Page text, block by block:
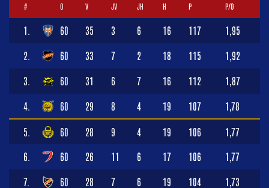
# O V JV JH H P P/O
1. 60 35 3 6 16 117 1,95
2. 60 33 7 2 18 115 1,92
3. 60 31 6 7 16 112 1,87
4. 60 29 8 4 19 107 1,78
5. 60 28 9 4 19 106 1,77
6. 60 26 11 6 17 106 1,77
7. 60 28 7 6 19 104 1,73